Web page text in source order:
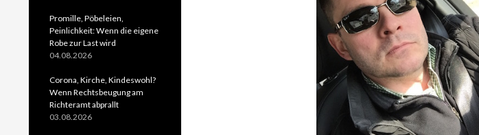
Promille, Pöbeleien,
Peinlichkeit: Wenn die eigene
Robe zur Last wird
04.08.2026
Corona, Kirche, Kindeswohl?
Wenn Rechtsbeugung am
Richteramt abprallt
03.08.2026